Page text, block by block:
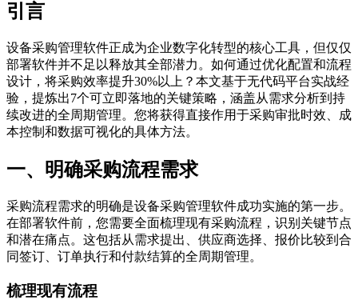
引言
设备采购管理软件正成为企业数字化转型的核心工具，但仅仅
部署软件并不足以释放其全部潜力。如何通过优化配置和流程
设计，将采购效率提升30%以上？本文基于无代码平台实战经
验，提炼出7个可立即落地的关键策略，涵盖从需求分析到持
续改进的全周期管理。您将获得直接作用于采购审批时效、成
本控制和数据可视化的具体方法。
一、明确采购流程需求
采购流程需求的明确是设备采购管理软件成功实施的第一步。
在部署软件前，您需要全面梳理现有采购流程，识别关键节点
和潜在痛点。这包括从需求提出、供应商选择、报价比较到合
同签订、订单执行和付款结算的全周期管理。
梳理现有流程